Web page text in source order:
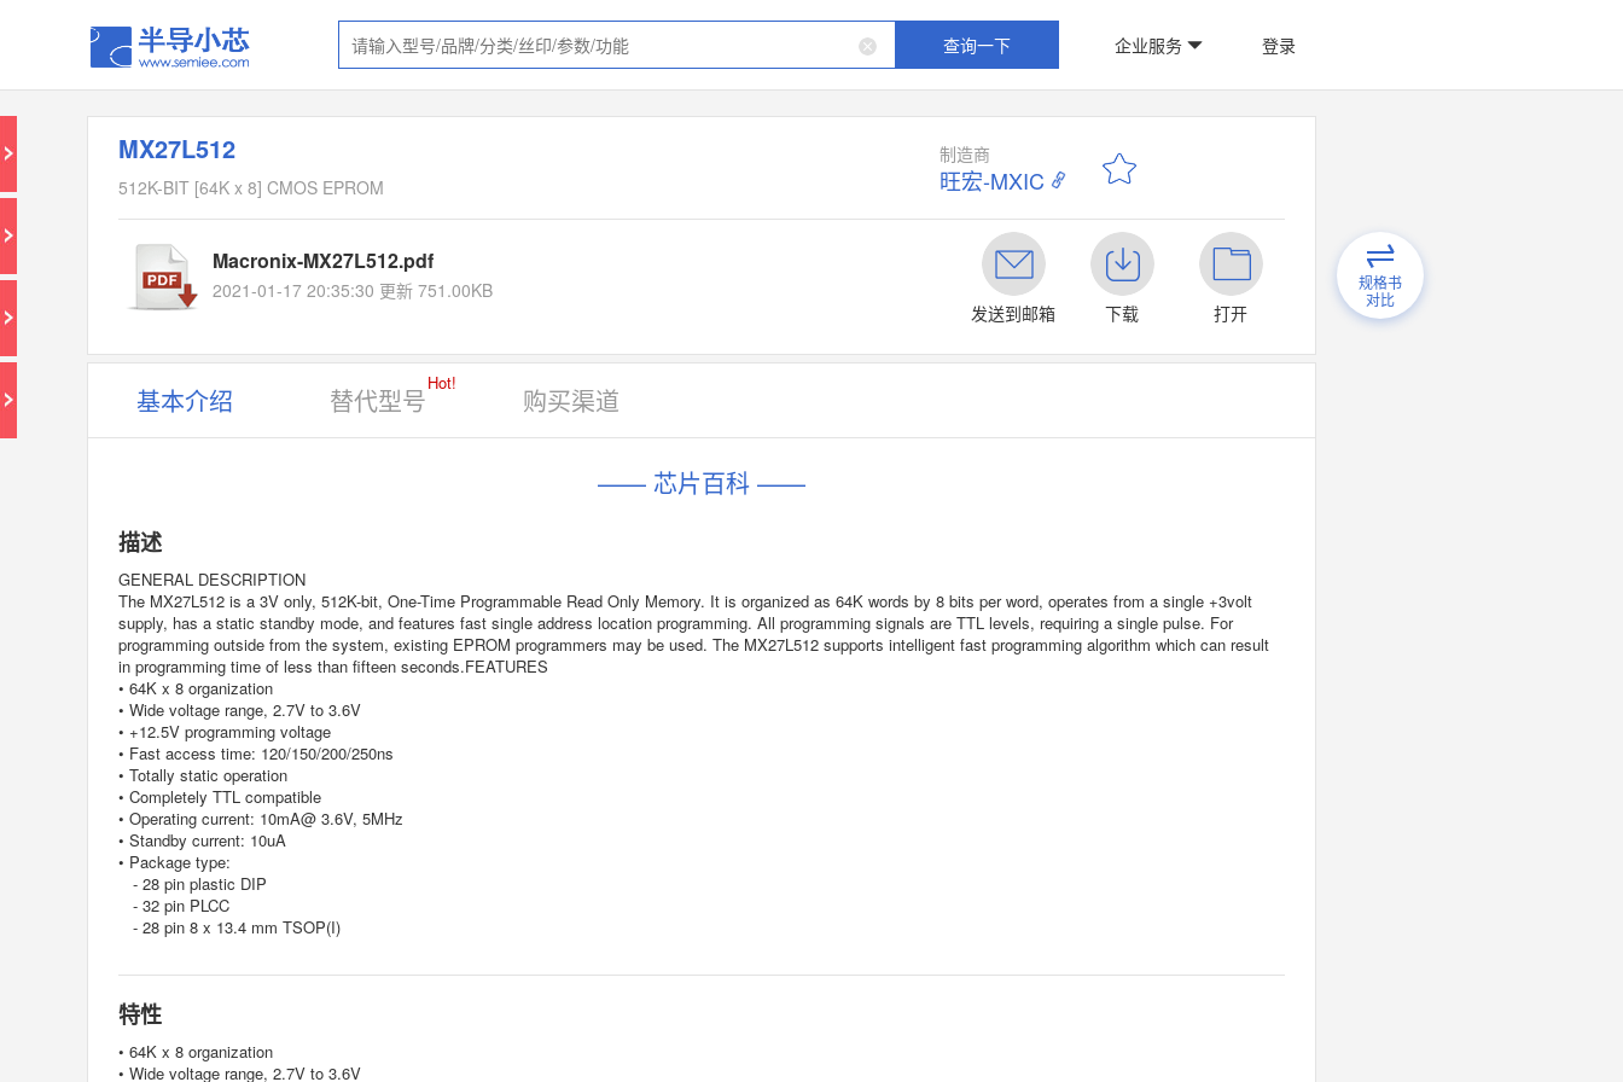
查询一下 企业服务 登录
MX27L512
512K-BIT [64K x 8] CMOS EPROM
制造商
旺宏-MXIC
Macronix-MX27L512.pdf
2021-01-17 20:35:30 更新 751.00KB
发送到邮箱
下载 打开
规格书
对比
基本介绍 替代型号
Hot!
购买渠道
—— 芯片百科 ——
描述
GENERAL DESCRIPTION
The MX27L512 is a 3V only, 512K-bit, One-Time Programmable Read Only Memory. It is organized as 64K words by 8 bits per word, operates from a single +3volt
supply, has a static standby mode, and features fast single address location programming. All programming signals are TTL levels, requiring a single pulse. For
programming outside from the system, existing EPROM programmers may be used. The MX27L512 supports intelligent fast programming algorithm which can result
in programming time of less than fifteen seconds.FEATURES
• 64K x 8 organization
• Wide voltage range, 2.7V to 3.6V
• +12.5V programming voltage
• Fast access time: 120/150/200/250ns
• Totally static operation
• Completely TTL compatible
• Operating current: 10mA@ 3.6V, 5MHz
• Standby current: 10uA
• Package type:
- 28 pin plastic DIP
- 32 pin PLCC
- 28 pin 8 x 13.4 mm TSOP(I)
特性
• 64K x 8 organization
• Wide voltage range, 2.7V to 3.6V